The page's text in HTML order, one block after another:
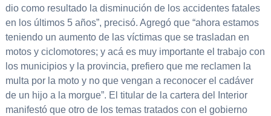
dio como resultado la disminución de los accidentes fatales
en los últimos 5 años”, precisó. Agregó que “ahora estamos
teniendo un aumento de las víctimas que se trasladan en
motos y ciclomotores; y acá es muy importante el trabajo con
los municipios y la provincia, prefiero que me reclamen la
multa por la moto y no que vengan a reconocer el cadáver
de un hijo a la morgue”. El titular de la cartera del Interior
manifestó que otro de los temas tratados con el gobierno